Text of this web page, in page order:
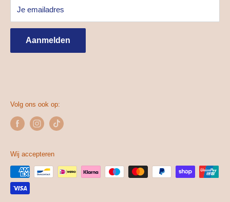
Zaterdag9:00 tot 17:00u
Algemene voorwaarden
Privacy beleid
Gespaarde punten
Je emailadres
Aanmelden
Volg ons ook op:
Wij accepteren